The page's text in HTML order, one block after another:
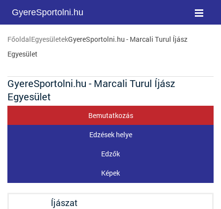
GyereSportolni.hu
FőoldalEgyesületekGyereSportolni.hu - Marcali Turul Íjász
Egyesület
GyereSportolni.hu - Marcali Turul Íjász
Egyesület
Bemutatkozás
Edzések helye
Edzők
Képek
Íjászat